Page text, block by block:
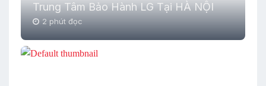
Trung Tâm Bảo Hành LG Tại HÀ NỘI
2 phút đọc